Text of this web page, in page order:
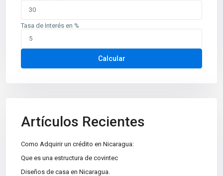
Tasa de Interés en %
Calcular
Artículos Recientes
Como Adquirir un crédito en Nicaragua:
Que es una estructura de covintec
Diseños de casa en Nicaragua.
Casas Sovinic